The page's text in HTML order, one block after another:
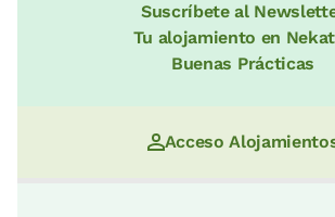
Suscríbete al
Tu alojamiento en
Buenas Prácticas
Acceso